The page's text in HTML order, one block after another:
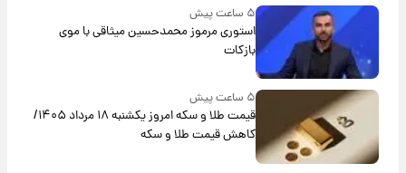
۵ ساعت پیش
استوری مرموز محمدحسین میثاقی با موی
بازکات
۵ ساعت پیش
قیمت طلا و سکه امروز یکشنبه ۱۸ مرداد ۱۴۰۵/
کاهش قیمت طلا و سکه